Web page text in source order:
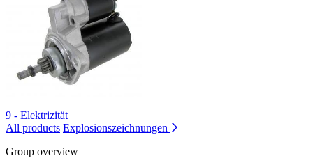
9 - Elektrizität
All products Explosionszeichnungen
Group overview